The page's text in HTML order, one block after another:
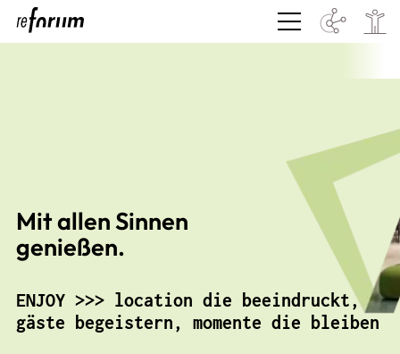
Mit allen Sinnen
genießen.
ENJOY >>> location die beeindruckt,
gäste begeistern, momente die bleiben